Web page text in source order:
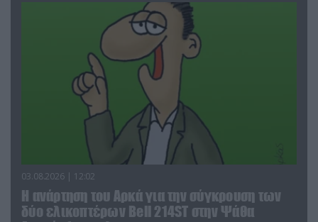
03.08.2026 | 12:02
Η ανάρτηση του Αρκά για την σύγκρουση των
δύο ελικοπτέρων Bell 214ST στην Ψάθα